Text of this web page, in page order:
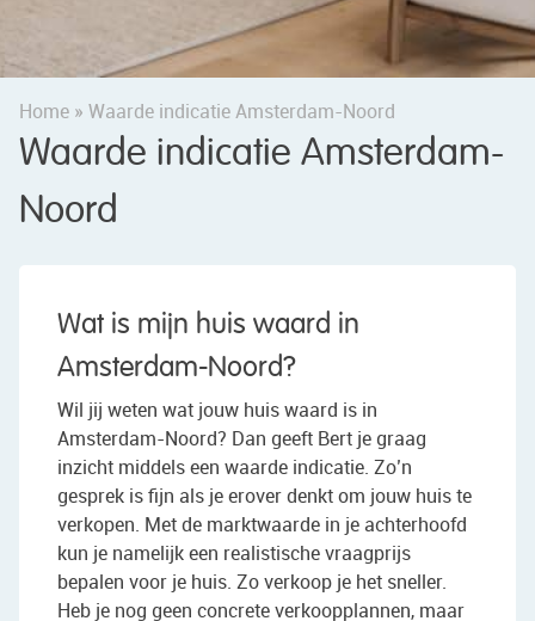
Home » Waarde indicatie Amsterdam-Noord
Waarde indicatie Amsterdam-
Noord
Wat is mijn huis waard in
Amsterdam-Noord?
Wil jij weten wat jouw huis waard is in
Amsterdam-Noord? Dan geeft Bert je graag
inzicht middels een waarde indicatie. Zo’n
gesprek is fijn als je erover denkt om jouw huis te
verkopen. Met de marktwaarde in je achterhoofd
kun je namelijk een realistische vraagprijs
bepalen voor je huis. Zo verkoop je het sneller.
Heb je nog geen concrete verkoopplannen, maar